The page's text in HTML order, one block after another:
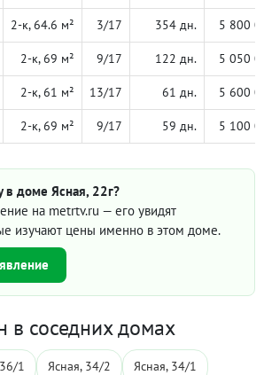
2-к, 64.6 м² 3/17 354 дн. 5 800
2-к, 69 м² 9/17 122 дн. 5 050
2-к, 61 м² 13/17 61 дн. 5 600
2-к, 69 м² 9/17 59 дн. 5 100
в доме Ясная, 22г?
на metrtv.ru — его увидят
изучают цены именно в этом доме.
в соседних домах
1 Ясная, 34/2 Ясная, 34/1